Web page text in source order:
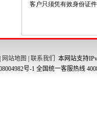
客户只须凭有效身份证
网站地图 联系我们
本网站支持
号-1 全国统一客服热线